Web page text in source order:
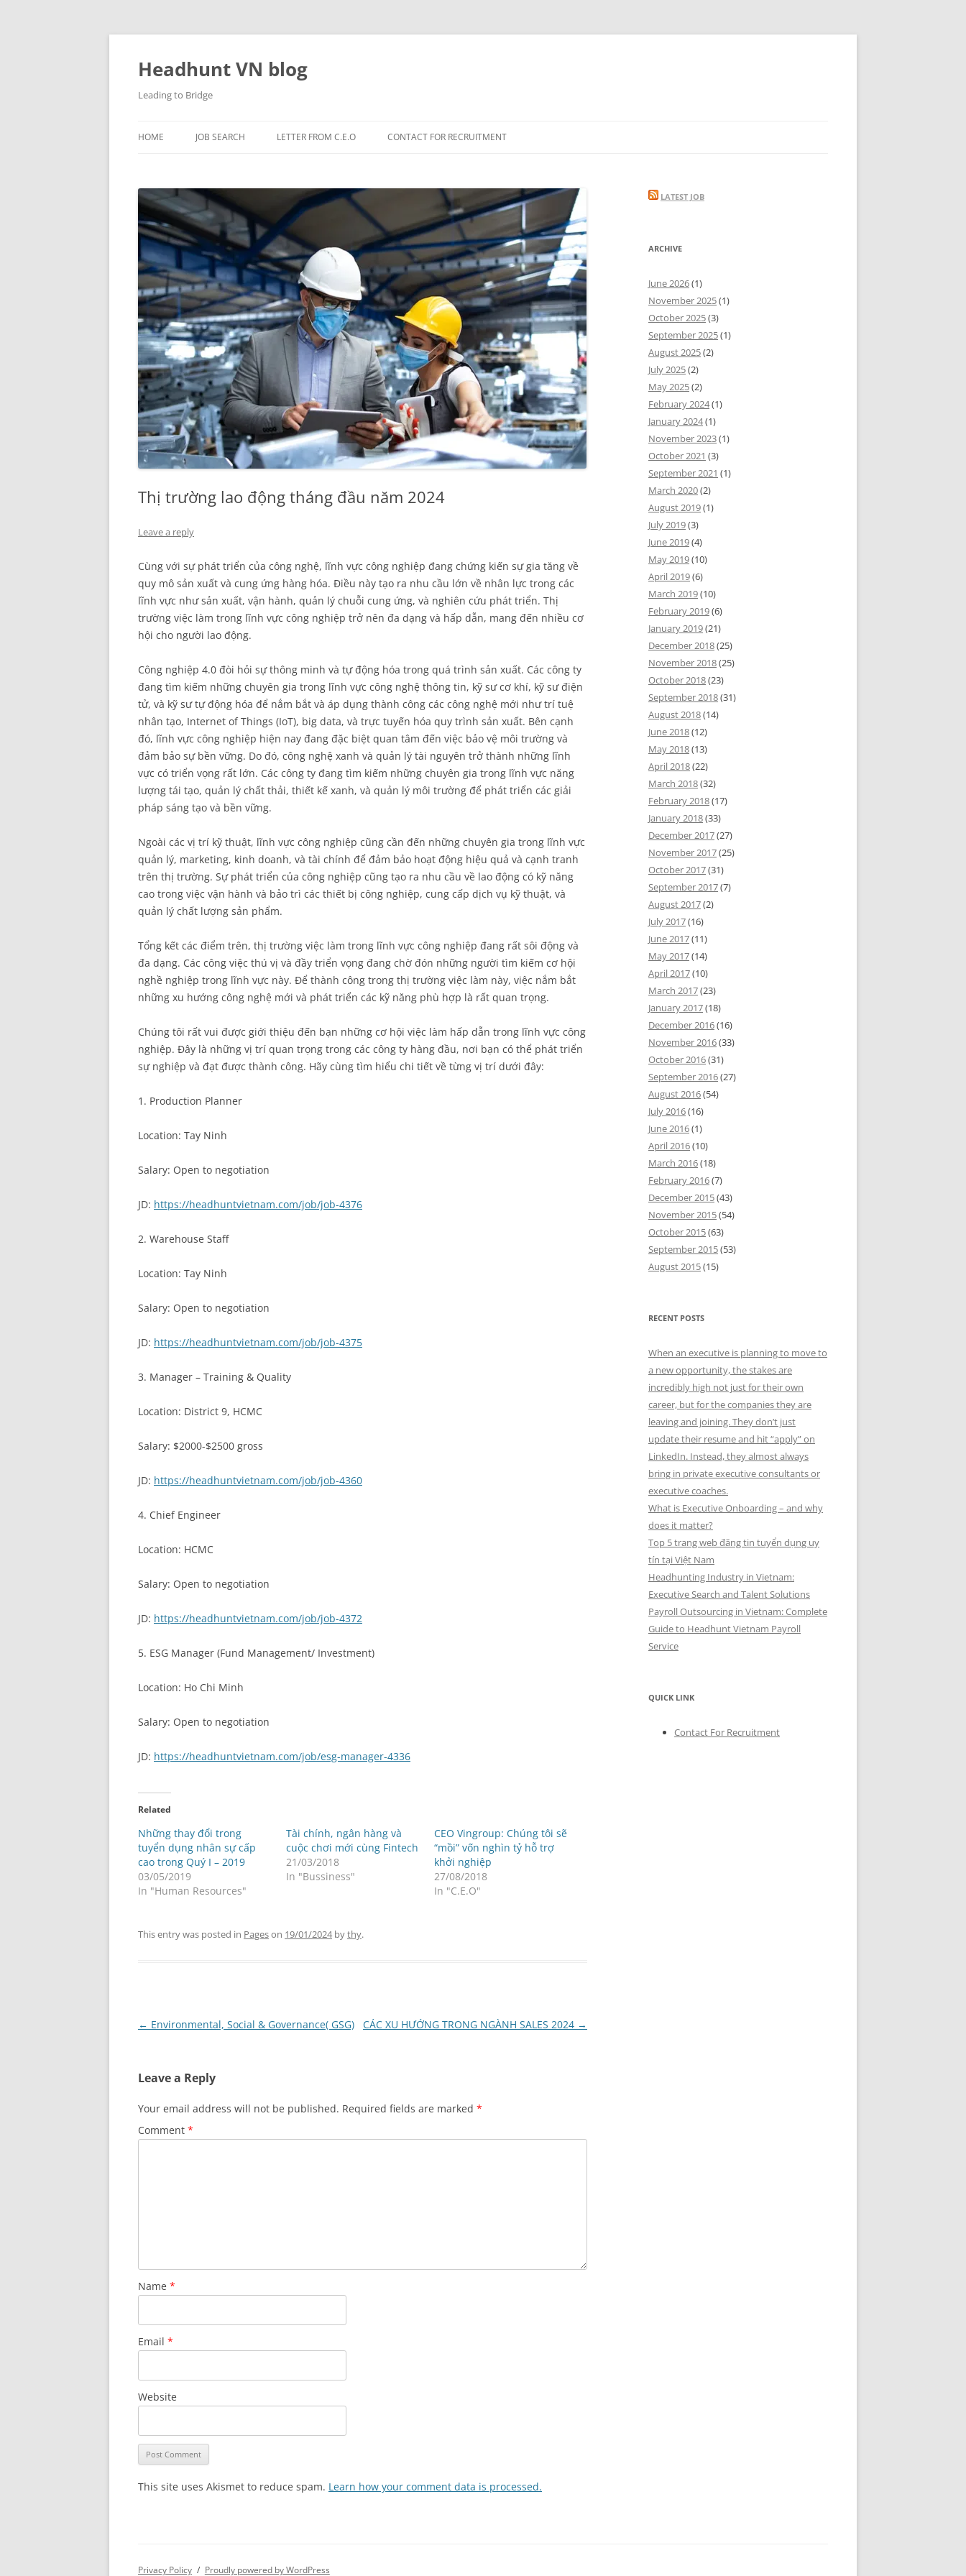
Skip
Headhunt VN blog
Leading to Bridge
HOME JOB SEARCH LETTER FROM C.E.O CONTACT FOR RECRUITMENT
Thị trường lao động tháng đầu năm 2024
Leave a reply
Cùng với sự phát triển của công nghệ, lĩnh vực công nghiệp đang chứng kiến sự gia tăng về
quy mô sản xuất và cung ứng hàng hóa. Điều này tạo ra nhu cầu lớn về nhân lực trong các
lĩnh vực như sản xuất, vận hành, quản lý chuỗi cung ứng, và nghiên cứu phát triển. Thị
trường việc làm trong lĩnh vực công nghiệp trở nên đa dạng và hấp dẫn, mang đến nhiều cơ
hội cho người lao động.
Công nghiệp 4.0 đòi hỏi sự thông minh và tự động hóa trong quá trình sản xuất. Các công ty
đang tìm kiếm những chuyên gia trong lĩnh vực công nghệ thông tin, kỹ sư cơ khí, kỹ sư điện
tử, và kỹ sư tự động hóa để nắm bắt và áp dụng thành công các công nghệ mới như trí tuệ
nhân tạo, Internet of Things (IoT), big data, và trực tuyến hóa quy trình sản xuất. Bên cạnh
đó, lĩnh vực công nghiệp hiện nay đang đặc biệt quan tâm đến việc bảo vệ môi trường và
đảm bảo sự bền vững. Do đó, công nghệ xanh và quản lý tài nguyên trở thành những lĩnh
vực có triển vọng rất lớn. Các công ty đang tìm kiếm những chuyên gia trong lĩnh vực năng
lượng tái tạo, quản lý chất thải, thiết kế xanh, và quản lý môi trường để phát triển các giải
pháp sáng tạo và bền vững.
Ngoài các vị trí kỹ thuật, lĩnh vực công nghiệp cũng cần đến những chuyên gia trong lĩnh vực
quản lý, marketing, kinh doanh, và tài chính để đảm bảo hoạt động hiệu quả và cạnh tranh
trên thị trường. Sự phát triển của công nghiệp cũng tạo ra nhu cầu về lao động có kỹ năng
cao trong việc vận hành và bảo trì các thiết bị công nghiệp, cung cấp dịch vụ kỹ thuật, và
quản lý chất lượng sản phẩm.
Tổng kết các điểm trên, thị trường việc làm trong lĩnh vực công nghiệp đang rất sôi động và
đa dạng. Các công việc thú vị và đầy triển vọng đang chờ đón những người tìm kiếm cơ hội
nghề nghiệp trong lĩnh vực này. Để thành công trong thị trường việc làm này, việc nắm bắt
những xu hướng công nghệ mới và phát triển các kỹ năng phù hợp là rất quan trọng.
Chúng tôi rất vui được giới thiệu đến bạn những cơ hội việc làm hấp dẫn trong lĩnh vực công
nghiệp. Đây là những vị trí quan trọng trong các công ty hàng đầu, nơi bạn có thể phát triển
sự nghiệp và đạt được thành công. Hãy cùng tìm hiểu chi tiết về từng vị trí dưới đây:
1. Production Planner
Location: Tay Ninh
Salary: Open to negotiation
JD: https://headhuntvietnam.com/job/job-4376
2. Warehouse Staff
Location: Tay Ninh
Salary: Open to negotiation
JD: https://headhuntvietnam.com/job/job-4375
3. Manager – Training & Quality
Location: District 9, HCMC
Salary: $2000-$2500 gross
JD: https://headhuntvietnam.com/job/job-4360
4. Chief Engineer
Location: HCMC
Salary: Open to negotiation
JD: https://headhuntvietnam.com/job/job-4372
5. ESG Manager (Fund Management/ Investment)
Location: Ho Chi Minh
Salary: Open to negotiation
JD: https://headhuntvietnam.com/job/esg-manager-4336
Related
Những thay đổi trong
tuyển dụng nhân sự cấp
cao trong Quý I – 2019
03/05/2019
In "Human Resources"
Tài chính, ngân hàng và
cuộc chơi mới cùng Fintech
21/03/2018
In "Bussiness"
CEO Vingroup: Chúng tôi sẽ
“mồi” vốn nghìn tỷ hỗ trợ
khởi nghiệp
27/08/2018
In "C.E.O"
This entry was posted in Pageson 19/01/2024bythy.
Post
← Environmental, Social & Governance( GSG) CÁC XU HƯỚNG TRONG NGÀNH SALES 2024 →
Leave a Reply
Your email address will not be published. Required fields are marked *
Comment *
Name *
Email *
Website
This site uses Akismet to reduce spam. Learn how your comment data is processed.
LATEST JOB
ARCHIVE
June 2026(1)
November 2025(1)
October 2025(3)
September 2025(1)
August 2025(2)
July 2025(2)
May 2025(2)
February 2024(1)
January 2024(1)
November 2023(1)
October 2021 (3)
September 2021 (1)
March 2020(2)
August 2019(1)
July 2019(3)
June 2019(4)
May 2019(10)
April 2019(6)
March 2019(10)
February 2019(6)
January 2019(21)
December 2018(25)
November 2018(25)
October 2018(23)
September 2018(31)
August 2018(14)
June 2018(12)
May 2018(13)
April 2018(22)
March 2018(32)
February 2018(17)
January 2018(33)
December 2017(27)
November 2017(25)
October 2017(31)
September 2017(7)
August 2017(2)
July 2017(16)
June 2017(11)
May 2017(14)
April 2017(10)
March 2017(23)
January 2017(18)
December 2016(16)
November 2016(33)
October 2016(31)
September 2016(27)
August 2016(54)
July 2016(16)
June 2016(1)
April 2016(10)
March 2016(18)
February 2016(7)
December 2015(43)
November 2015(54)
October 2015(63)
September 2015(53)
August 2015(15)
RECENT POSTS
When an executive is planning to move to
a new opportunity, the stakes are
incredibly high not just for their own
career, but for the companies they are
leaving and joining. They don’t just
update their resume and hit “apply” on
LinkedIn. Instead, they almost always
bring in private executive consultants or
executive coaches.
What is Executive Onboarding – and why
does it matter?
Top 5 trang web đăng tin tuyển dụng uy
tín tại Việt Nam
Headhunting Industry in Vietnam:
Executive Search and Talent Solutions
Payroll Outsourcing in Vietnam: Complete
Guide to Headhunt Vietnam Payroll
Service
QUICK LINK
Contact For Recruitment
Privacy Policy Proudly powered by WordPress